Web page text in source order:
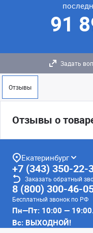
91
Задать
Отзывы
Отзывы о
Екатеринбург
+7 (343) 350-22-
Заказать обратный
8 (800) 300-46-
Бесплатный звонок по РФ
Пн—Пт: 10:00 —
Вс: ВЫХОДНОЙ!